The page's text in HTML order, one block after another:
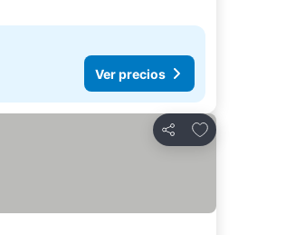
Ver precios
Compartir
Añadir a favoritos